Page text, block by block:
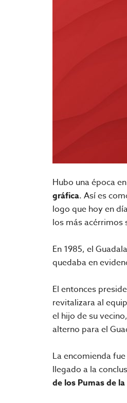
Hubo una época
gráfica. Así es
logo que hoy en
los más acérrimos
En 1985, el
quedaba en
El entonces
revitalizara al
el hijo de su
alterno para el
La encomienda
llegado a la
de los Pumas de